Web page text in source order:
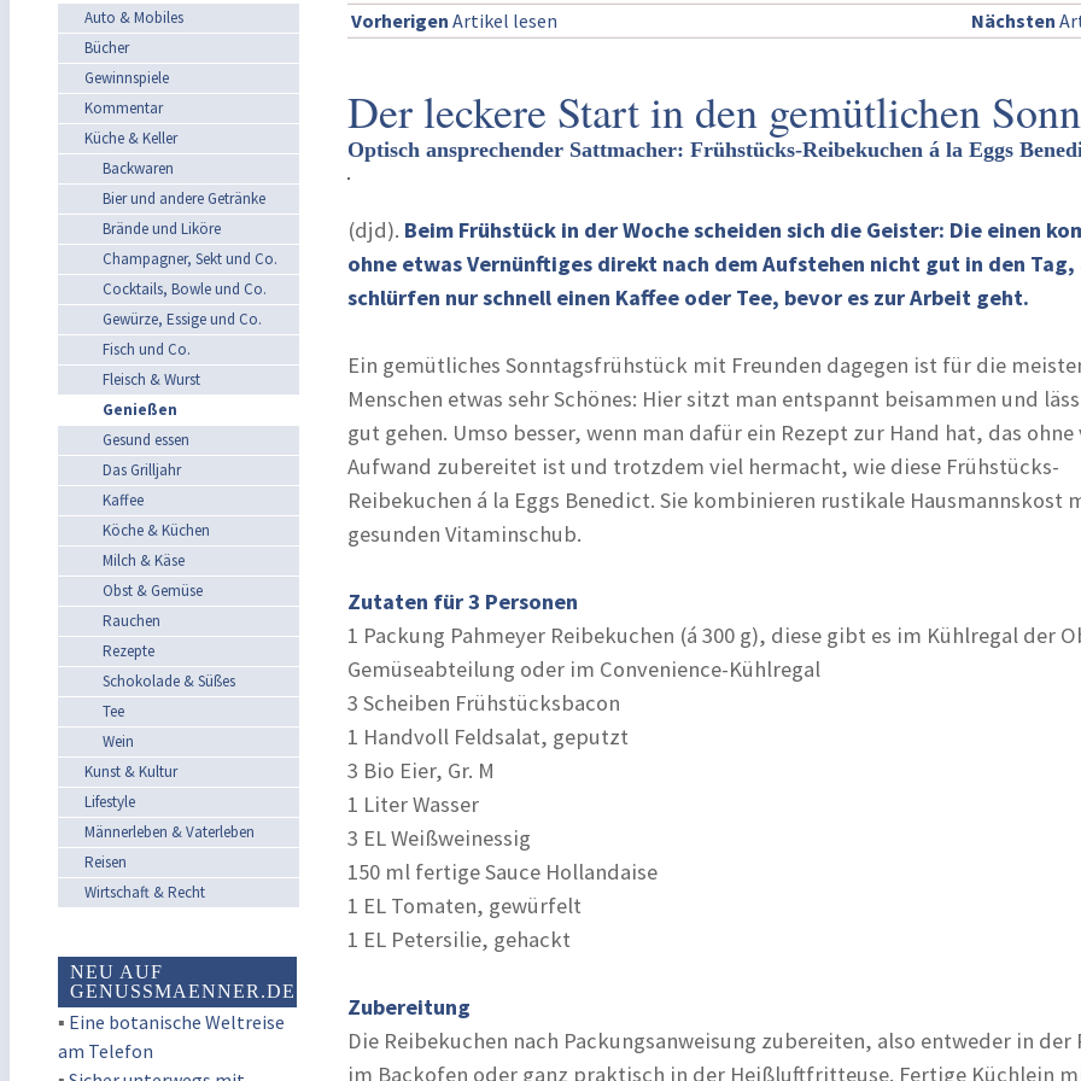
Auto & Mobiles
Bücher
Gewinnspiele
Kommentar
Küche & Keller
Backwaren
Bier und andere Getränke
Brände und Liköre
Champagner, Sekt und Co.
Cocktails, Bowle und Co.
Gewürze, Essige und Co.
Fisch und Co.
Fleisch & Wurst
Genießen
Gesund essen
Das Grilljahr
Kaffee
Köche & Küchen
Milch & Käse
Obst & Gemüse
Rauchen
Rezepte
Schokolade & Süßes
Tee
Wein
Kunst & Kultur
Lifestyle
Männerleben & Vaterleben
Reisen
Wirtschaft & Recht
NEU AUF
GENUSSMAENNER.DE
▪ Eine botanische Weltreise
am Telefon
Vorherigen Artikel lesen Nächsten
Der leckere Start in den gemütlichen
Optisch ansprechender Sattmacher: Frühstücks-Reibekuchen á la Eggs
(djd). Beim Frühstück in der Woche scheiden sich die Geister: Die einen
ohne etwas Vernünftiges direkt nach dem Aufstehen nicht gut in den Tag,
schlürfen nur schnell einen Kaffee oder Tee, bevor es zur Arbeit geht.
Ein gemütliches Sonntagsfrühstück mit Freunden dagegen ist für die
Menschen etwas sehr Schönes: Hier sitzt man entspannt beisammen und
gut gehen. Umso besser, wenn man dafür ein Rezept zur Hand hat, das ohne
Aufwand zubereitet ist und trotzdem viel hermacht, wie diese Frühstücks-
Reibekuchen á la Eggs Benedict. Sie kombinieren rustikale Hausmannskost
gesunden Vitaminschub.
Zutaten für 3 Personen
1 Packung Pahmeyer Reibekuchen (á 300 g), diese gibt es im Kühlregal der
Gemüseabteilung oder im Convenience-Kühlregal
3 Scheiben Frühstücksbacon
1 Handvoll Feldsalat, geputzt
3 Bio Eier, Gr. M
1 Liter Wasser
3 EL Weißweinessig
150 ml fertige Sauce Hollandaise
1 EL Tomaten, gewürfelt
1 EL Petersilie, gehackt
Zubereitung
Die Reibekuchen nach Packungsanweisung zubereiten, also entweder in der
im Backofen oder ganz praktisch in der Heißluftfritteuse. Fertige Küchlein